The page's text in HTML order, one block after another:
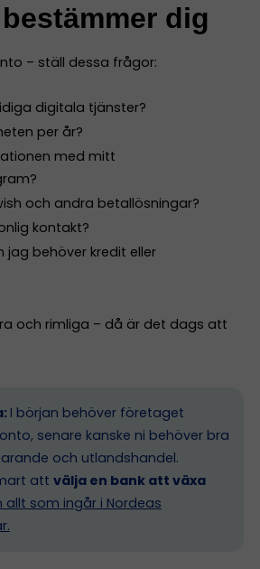
dig
– ställ dessa frågor:
digitala tjänster?
per år?
med mitt
och andra betallösningar?
kontakt?
jag behöver kredit eller
och rimliga – då är det dags att
I början behöver företaget
senare kanske ni behöver bra
och utlandshandel.
att välja en bank att växa
allt som ingår i Nordeas